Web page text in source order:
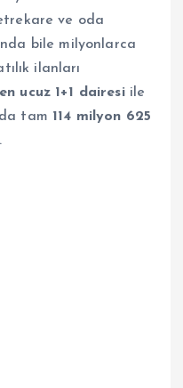
ve oda
bile milyonlarca
ilanları
ucuz 1+1 dairesiile
tam 114 milyon 625